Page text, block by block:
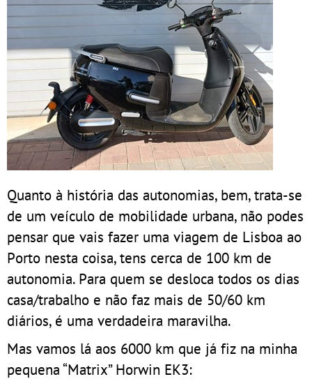
Quanto à história das autonomias, bem, trata-se
de um veículo de mobilidade urbana, não podes
pensar que vais fazer uma viagem de Lisboa ao
Porto nesta coisa, tens cerca de 100 km de
autonomia. Para quem se desloca todos os dias
casa/trabalho e não faz mais de 50/60 km
diários, é uma verdadeira maravilha.
Mas vamos lá aos 6000 km que já fiz na minha
pequena “Matrix” Horwin EK3: